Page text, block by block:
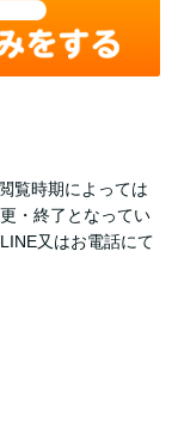
覧時期によっては
・終了となってい
又はお電話にて